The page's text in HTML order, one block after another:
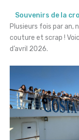
Souvenirs de la
Plusieurs fois par an,
couture et scrap !
d’avril 2026.